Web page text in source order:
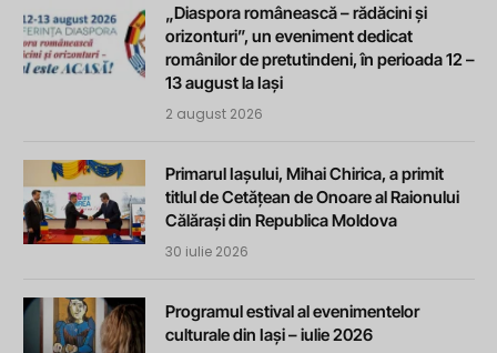
„Diaspora românească – rădăcini și
orizonturi”, un eveniment dedicat
românilor de pretutindeni, în perioada 12 –
13 august la Iași
2 august 2026
Primarul Iașului, Mihai Chirica, a primit
titlul de Cetățean de Onoare al Raionului
Călărași din Republica Moldova
30 iulie 2026
Programul estival al evenimentelor
culturale din Iași – iulie 2026